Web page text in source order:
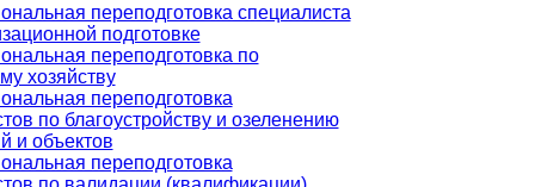
переподготовка специалиста
подготовке
переподготовка по
хозяйству
переподготовка
по благоустройству и озеленению
и объектов
переподготовка